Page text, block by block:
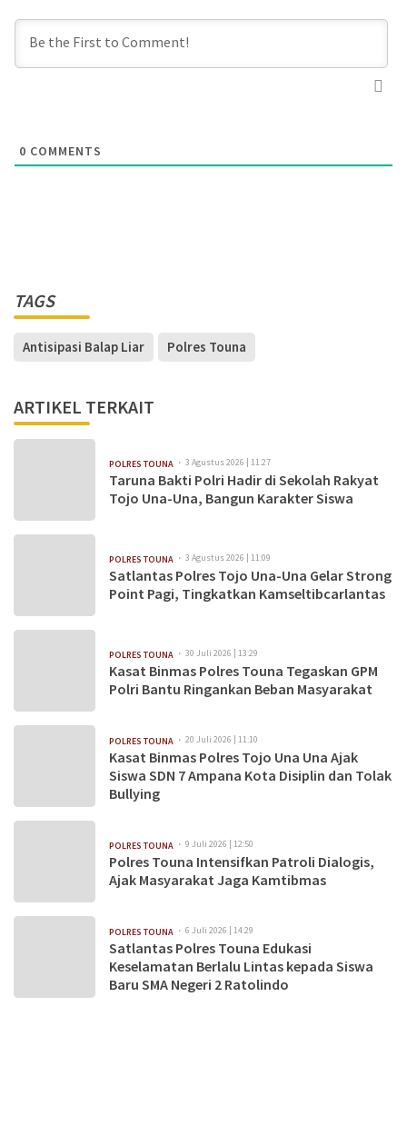
0 COMMENTS
TAGS
Antisipasi Balap Liar Polres Touna
ARTIKEL TERKAIT
POLRES TOUNA 3 Agustus 2026 | 11:27
Taruna Bakti Polri Hadir di Sekolah Rakyat
Tojo Una-Una, Bangun Karakter Siswa
POLRES TOUNA 3 Agustus 2026 | 11:09
Satlantas Polres Tojo Una-Una Gelar Strong
Point Pagi, Tingkatkan Kamseltibcarlantas
POLRES TOUNA 30 Juli 2026 | 13:29
Kasat Binmas Polres Touna Tegaskan GPM
Polri Bantu Ringankan Beban Masyarakat
POLRES TOUNA 20 Juli 2026 | 11:10
Kasat Binmas Polres Tojo Una Una Ajak
Siswa SDN 7 Ampana Kota Disiplin dan Tolak
Bullying
POLRES TOUNA 9 Juli 2026 | 12:50
Polres Touna Intensifkan Patroli Dialogis,
Ajak Masyarakat Jaga Kamtibmas
POLRES TOUNA 6 Juli 2026 | 14:29
Satlantas Polres Touna Edukasi
Keselamatan Berlalu Lintas kepada Siswa
Baru SMA Negeri 2 Ratolindo